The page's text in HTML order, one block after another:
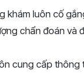
khám luôn cố
chẩn đoán và
cung cấp thông